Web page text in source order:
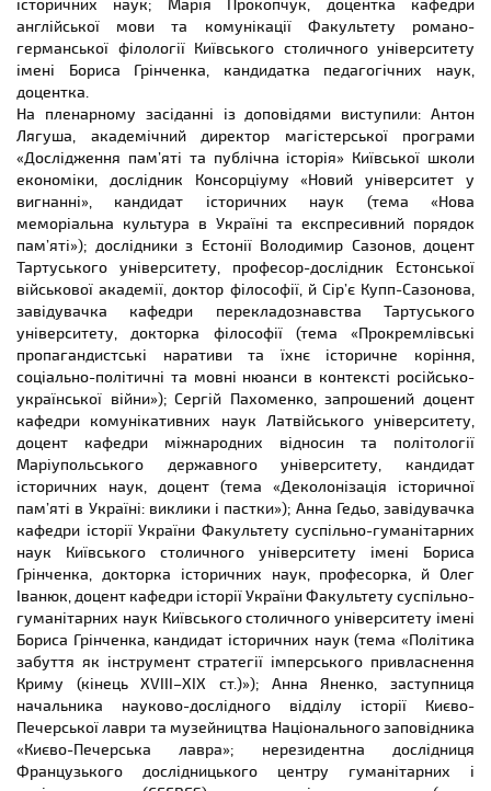
історичних наук; Марія Прокопчук, доцентка кафедри
англійської мови та комунікації Факультету романо-
германської філології Київського столичного університету
імені Бориса Грінченка, кандидатка педагогічних наук,
доцентка.
На пленарному засіданні із доповідями виступили: Антон
Лягуша, академічний директор магістерської програми
«Дослідження пам’яті та публічна історія» Київської школи
економіки, дослідник Консорціуму «Новий університет у
вигнанні», кандидат історичних наук (тема «Нова
меморіальна культура в Україні та експресивний порядок
пам’яті»); дослідники з Естонії Володимир Сазонов, доцент
Тартуського університету, професор-дослідник Естонської
військової академії, доктор філософії, й Сір’є Купп-Сазонова,
завідувачка кафедри перекладознавства Тартуського
університету, докторка філософії (тема «Прокремлівські
пропагандистські наративи та їхнє історичне коріння,
соціально-політичні та мовні нюанси в контексті російсько-
української війни»); Сергій Пахоменко, запрошений доцент
кафедри комунікативних наук Латвійського університету,
доцент кафедри міжнародних відносин та політології
Маріупольського державного університету, кандидат
історичних наук, доцент (тема «Деколонізація історичної
пам’яті в Україні: виклики і пастки»); Анна Гедьо, завідувачка
кафедри історії України Факультету суспільно-гуманітарних
наук Київського столичного університету імені Бориса
Грінченка, докторка історичних наук, професорка, й Олег
Іванюк, доцент кафедри історії України Факультету суспільно-
гуманітарних наук Київського столичного університету імені
Бориса Грінченка, кандидат історичних наук (тема «Політика
забуття як інструмент стратегії імперського привласнення
Криму (кінець XVIII–ХІХ ст.)»); Анна Яненко, заступниця
начальника науково-дослідного відділу історії Києво-
Печерської лаври та музейництва Національного заповідника
«Києво-Печерська лавра»; нерезидентна дослідниця
Французького дослідницького центру гуманітарних і